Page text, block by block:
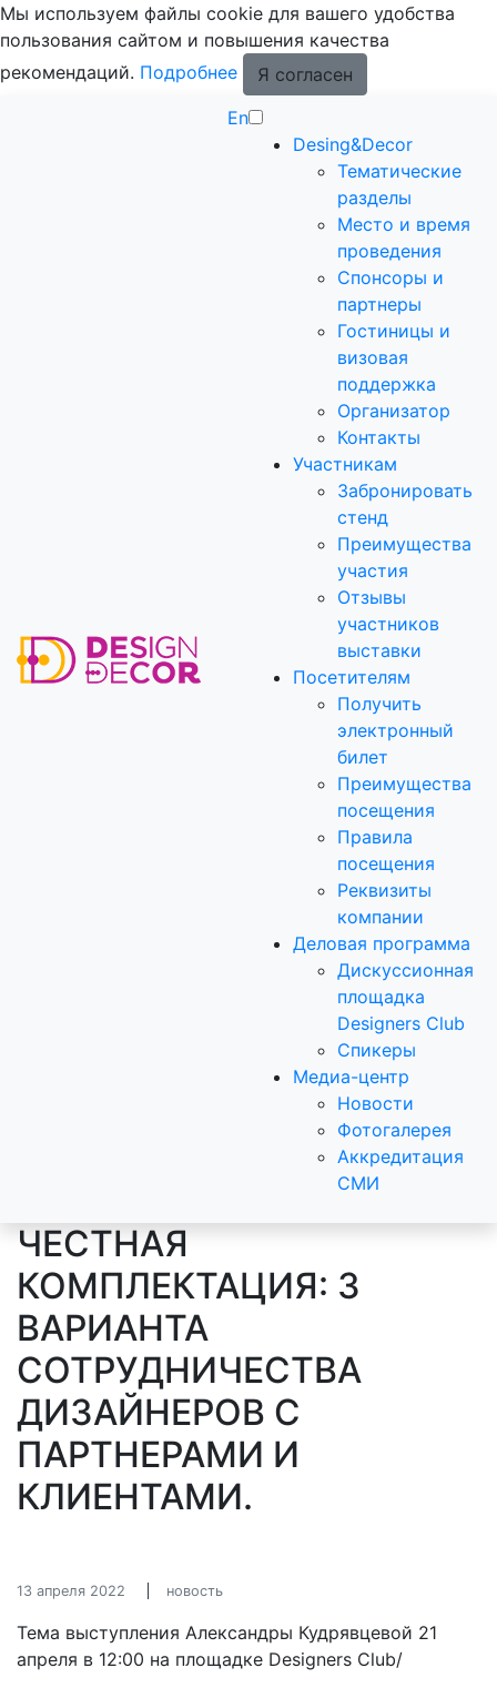
Мы используем файлы cookie для вашего удобства
пользования сайтом и повышения качества
рекомендаций. Подробнее
Я согласен
En
Desing&Decor
Тематические
разделы
Место и время
проведения
Спонсоры и
партнеры
Гостиницы и
визовая
поддержка
Организатор
Контакты
Участникам
Забронировать
стенд
Преимущества
участия
Отзывы
участников
выставки
Посетителям
Получить
электронный
билет
Преимущества
посещения
Правила
посещения
Реквизиты
компании
Деловая программа
Дискуссионная
площадка
Designers Club
Спикеры
Медиа-центр
Новости
Фотогалерея
Аккредитация
СМИ
ЧЕСТНАЯ
КОМПЛЕКТАЦИЯ: 3
ВАРИАНТА
СОТРУДНИЧЕСТВА
ДИЗАЙНЕРОВ С
ПАРТНЕРАМИ И
КЛИЕНТАМИ.
13 апреля 2022 новость
Тема выступления Александры Кудрявцевой 21
апреля в 12:00 на площадке Designers Club/